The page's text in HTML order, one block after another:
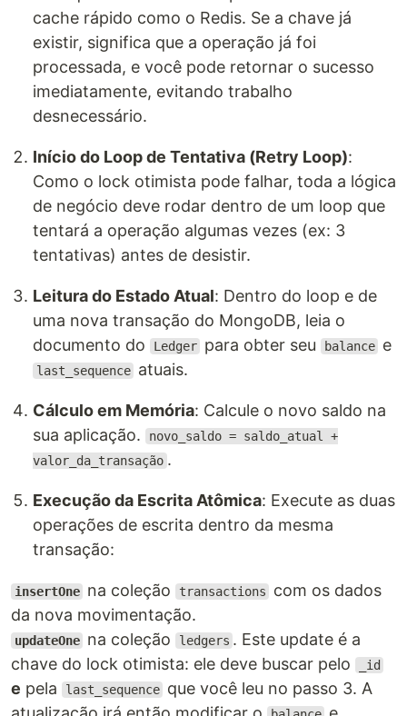
cache rápido como o Redis. Se a chave já
existir, significa que a operação já foi
processada, e você pode retornar o sucesso
imediatamente, evitando trabalho
desnecessário.
Início do Loop de Tentativa (Retry Loop):
Como o lock otimista pode falhar, toda a lógica
de negócio deve rodar dentro de um loop que
tentará a operação algumas vezes (ex: 3
tentativas) antes de desistir.
Leitura do Estado Atual: Dentro do loop e de
uma nova transação do MongoDB, leia o
documento do
Ledger para obter seu balance e
last_sequence atuais.
Cálculo em Memória: Calcule o novo saldo na
sua aplicação.
novo_saldo = saldo_atual +
valor_da_transação .
Execução da Escrita Atômica: Execute as duas
operações de escrita dentro da mesma
transação:
insertOne na coleção transactions
com os dados
da nova movimentação.
updateOne na coleção ledgers . Este update é a
chave do lock otimista: ele deve buscar pelo
_id
e pela last_sequence que você leu no passo 3. A